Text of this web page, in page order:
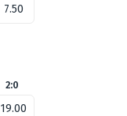
7.50
2:0
19.00